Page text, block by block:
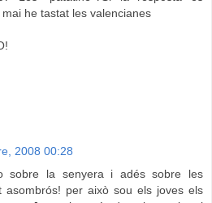
he tastat les valencianes
2008 00:28
sobre la senyera i adés sobre les
asombrós! per això sou els joves els